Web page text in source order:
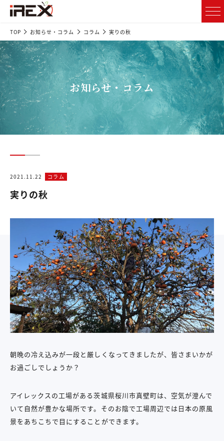
TOP お知らせ・コラム コラム 実りの秋
お知らせ・コラム
2021.11.22 コラム
実りの秋
朝晩の冷え込みが一段と厳しくなってきましたが、皆さまいかが
お過ごしでしょうか？
アイレックスの工場がある茨城県桜川市真壁町は、空気が澄んで
いて自然が豊かな場所です。そのお陰で工場周辺では日本の原風
景をあちこちで目にすることができます。